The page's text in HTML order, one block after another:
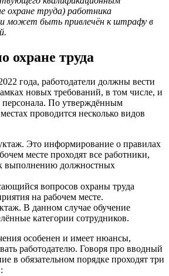
охране труда) работника
может быть привлечён к штрафу в
охране труда
года, работодатели должны вести
новых требований, в том числе, и
персонала. По утверждённым
проводится несколько видов
Это информирование о правилах
месте проходят все работники,
выполнению должностных
вопросов охраны труда
на рабочем месте.
В данном случае обучение
категории сотрудников.
особенен и имеет нюансы,
работодателю. Говоря про вводный
в обязательном порядке проходят три